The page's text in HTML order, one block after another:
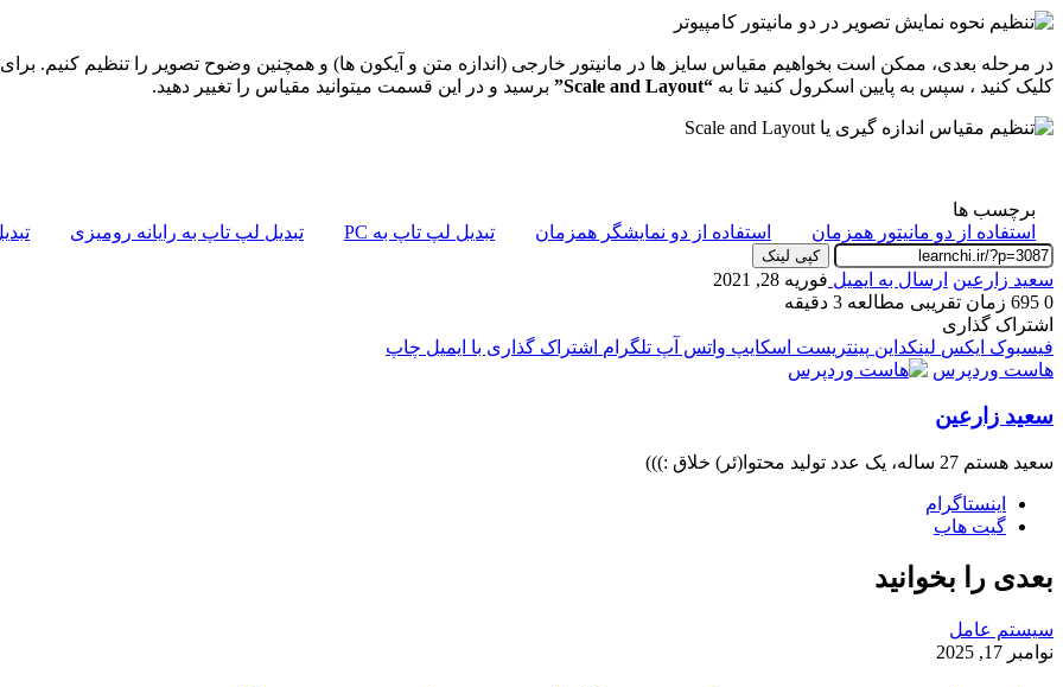
در مرحله بعدی، ممکن است بخواهیم مقیاس سایز ها در مانیتور خارجی (اندازه متن و آیکون ها) و همچنین وضوح تصویر را تنظیم کنیم. برای این کار،
کلیک کنید ، سپس به پایین اسکرول کنید تا به “Scale and Layout” برسید و در این قسمت میتوانید مقیاس را تغییر دهید.
برچسب ها
استفاده از دو مانیتور همزمان
استفاده از دو نمایشگر همزمان تبدیل لپ تاپ به PC تبدیل لپ تاپ به رایانه رومیزی
کپی لینک
سعید زارعین ارسال به ایمیل فوریه 28, 2021
0
زمان تقریبی مطالعه 3 دقیقه
اشتراک گذاری
فیسبوک ایکس لینکداین پینتریست اسکایپ واتس آپ تلگرام اشتراک گذاری با ایمیل چاپ
هاست وردپرس
سعید زارعین
سعید هستم 27 ساله، یک عدد تولید محتوا(ئر) خلاق :)))
اینستاگرام
گیت ‌هاب
بعدی را بخوانید
سیستم عامل
نوامبر 17, 2025